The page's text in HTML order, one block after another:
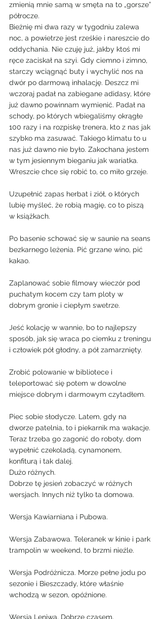
zmienią mnie samą w smęta na to „gorsze”
półrocze.
Bieżnię mi dwa razy w tygodniu zalewa
noc, a powietrze jest rześkie i nareszcie do
oddychania. Nie czuję już, jakby ktoś mi
ręce zaciskał na szyi. Gdy ciemno i zimno,
starczy wciągnąć buty i wychylić nos na
dwór po darmową inhalację. Deszcz mi
wczoraj padał na zabiegane adidasy, które
już dawno powinnam wymienić. Padał na
schody, po których wbiegaliśmy okrągłe
100 razy i na rozpiskę trenera, kto z nas jak
szybko ma zasuwać. Takiego klimatu to u
nas już dawno nie było. Zakochana jestem
w tym jesiennym bieganiu jak wariatka.
Wreszcie chce się robić to, co miło grzeje.
Uzupełnić zapas herbat i ziół, o których
lubię myśleć, że robią magię, co to piszą
w książkach.
Po basenie schować się w saunie na seans
bezkarnego leżenia. Pić grzane wino, pić
kakao.
Zaplanować sobie filmowy wieczór pod
puchatym kocem czy tam ploty w
dobrym gronie i ciepłym swetrze.
Jeść kolację w wannie, bo to najlepszy
sposób, jak się wraca po ciemku z treningu
i człowiek pół głodny, a pół zamarznięty.
Zrobić polowanie w bibliotece i
teleportować się potem w dowolne
miejsce dobrym i darmowym czytadłem.
Piec sobie słodycze. Latem, gdy na
dworze patelnia, to i piekarnik ma wakacje.
Teraz trzeba go zagonić do roboty, dom
wypełnić czekoladą, cynamonem,
konfiturą i tak dalej.
Dużo różnych.
Dobrze tę jesień zobaczyć w różnych
wersjach. Innych niż tylko ta domowa.
Wersja Kawiarniana i Pubowa.
Wersja Zabawowa. Teleranek w kinie i park
trampolin w weekend, to brzmi nieźle.
Wersja Podróżnicza. Morze pełne jodu po
sezonie i Bieszczady, które właśnie
wchodzą w sezon, opóźnione.
Wersja Leniwa. Dobrze czasem.